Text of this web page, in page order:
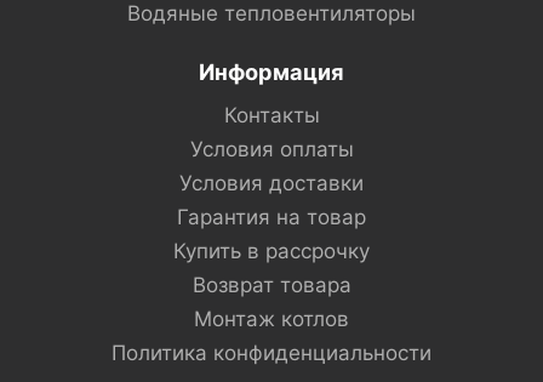
Водяные тепловентиляторы
Информация
Контакты
Условия оплаты
Условия доставки
Гарантия на товар
Купить в рассрочку
Возврат товара
Монтаж котлов
Политика конфиденциальности